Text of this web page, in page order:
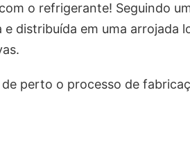
o refrigerante! Seguindo
distribuída em uma arrojada
perto o processo de